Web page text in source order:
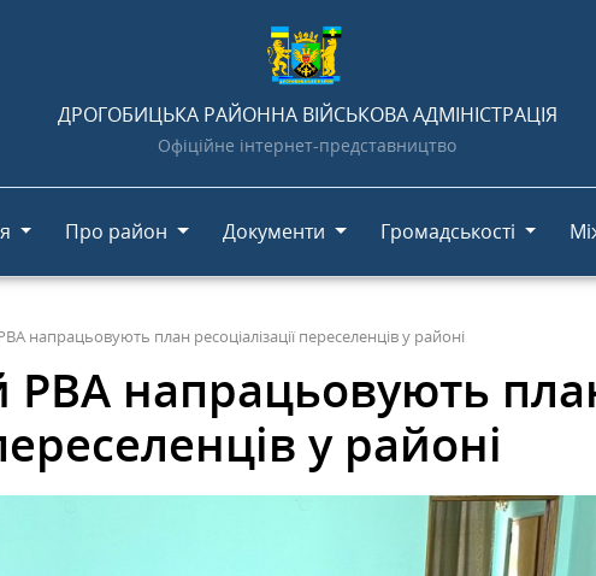
ДРОГОБИЦЬКА РАЙОННА ВІЙСЬКОВА АДМІНІСТРАЦІЯ
Офіційне інтернет-представництво
Про район Документи Громадськості
напрацьовують план ресоціалізації переселенців у районі
РВА напрацьовують
у районі